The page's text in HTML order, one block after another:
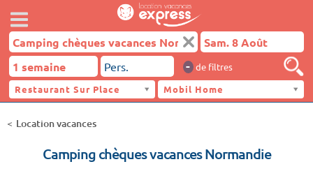
- de filtres
Restaurant Sur Place
Mobil Home
Location vacances
Camping chèques vacances Normandie